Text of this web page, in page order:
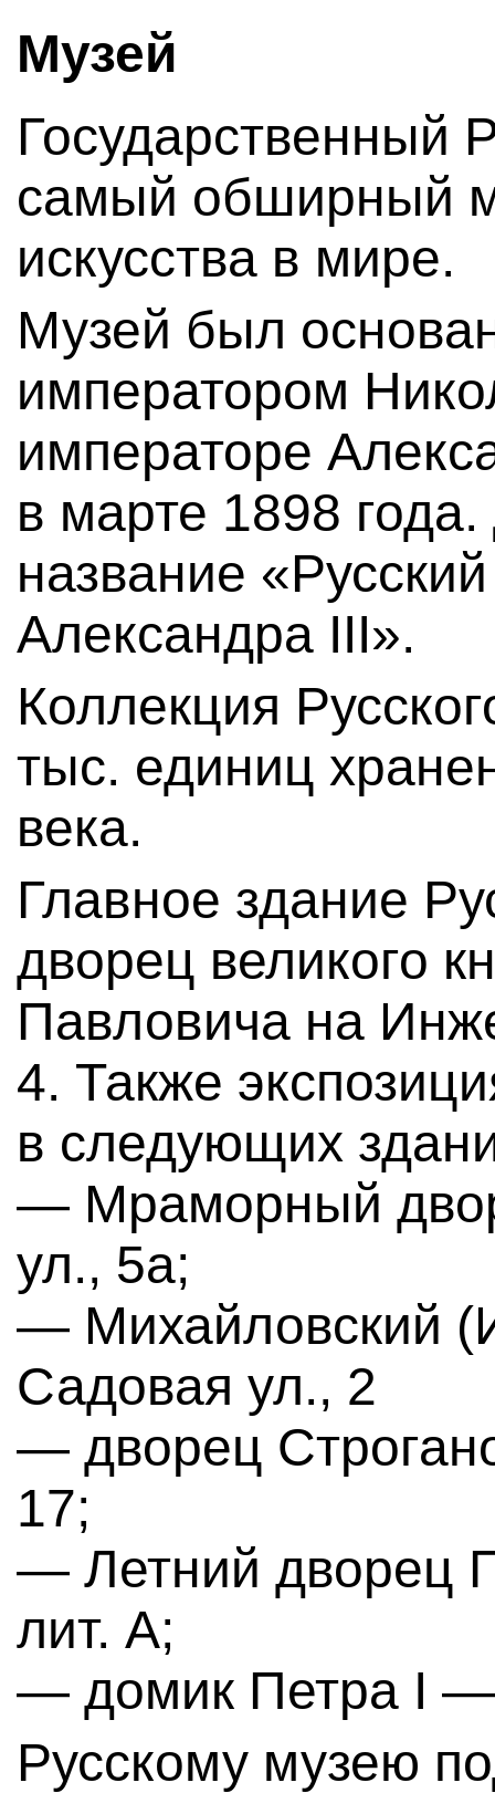
Музей
Государственный
самый обширный
искусства в мире.
Музей был
императором
императоре
в марте 1898
название
Александра III».
Коллекция
тыс. единиц
века.
Главное здание
дворец великого
Павловича на
4. Также
в следующих
— Мраморный
ул., 5а;
— Михайловский
Садовая ул., 2
— дворец
17;
— Летний дворец
лит. А;
— домик Петра I —
Русскому музею